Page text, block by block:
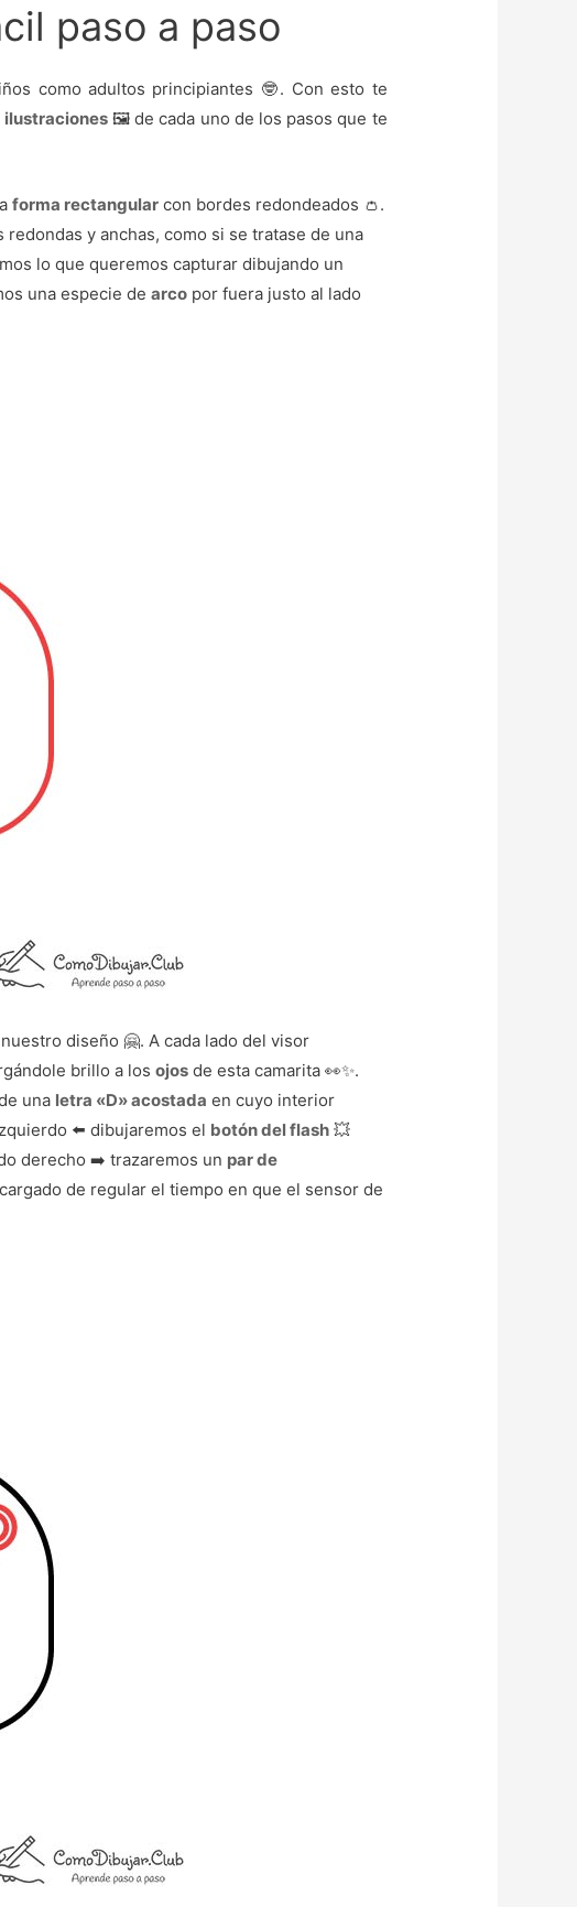
paso a paso
como adultos principiantes 🤓. Con esto te
ilustraciones🖼️ de cada uno de los pasos que te
forma rectangular con bordes redondeados 👛.
y anchas, como si se tratase de una
lo que queremos capturar dibujando un
una especie dearco por fuera justo al lado
diseño 🤗. A cada lado del visor
brillo a losojos de esta camarita 👀✨.
una letra «D» acostada en cuyo interior
⬅️ dibujaremos el botón del flash 💥
derecho ➡️ trazaremos un par de
de regular el tiempo en que el sensor de